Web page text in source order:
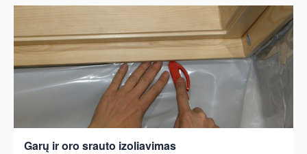
Garų ir oro srauto izoliavimas